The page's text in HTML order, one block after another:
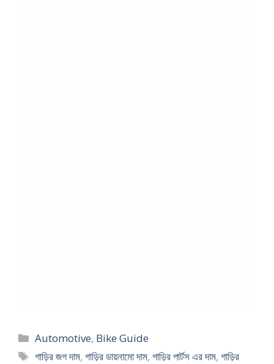
Categories
Automotive, Bike Guide
Tags
গাড়ির জগ দাম,গাড়ির ডায়নামো দাম,গাড়ির পার্টস এর দাম,গাড়ির